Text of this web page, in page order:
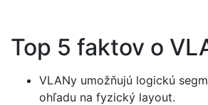
Top 5 faktov o
VLANy umožňujú logickú
ohľadu na fyzický layout.